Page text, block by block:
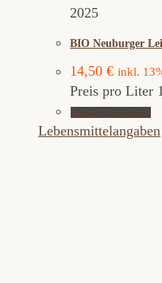
2025
BIO Neuburger
14,50 € inkl.
Preis pro Liter
In den Warenkorb
Lebensmittelangaben